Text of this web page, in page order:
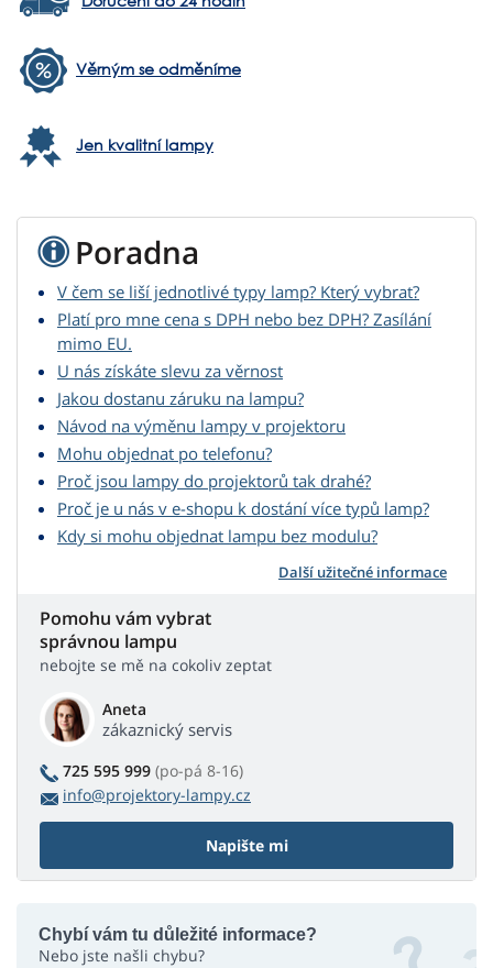
Věrným se odměníme
Jen kvalitní lampy
Poradna
V čem se liší jednotlivé typy lamp? Který vybrat?
Platí pro mne cena s DPH nebo bez DPH? Zasílání
mimo EU.
U nás získáte slevu za věrnost
Jakou dostanu záruku na lampu?
Návod na výměnu lampy v projektoru
Mohu objednat po telefonu?
Proč jsou lampy do projektorů tak drahé?
Proč je u nás v e-shopu k dostání více typů lamp?
Kdy si mohu objednat lampu bez modulu?
Další užitečné informace
Pomohu vám vybrat
správnou lampu
nebojte se mě na cokoliv zeptat
Aneta
zákaznický servis
725 595 999 (po-pá 8-16)
info@projektory-lampy.cz
Napište mi
Chybí vám tu důležité informace?
Nebo jste našli chybu?